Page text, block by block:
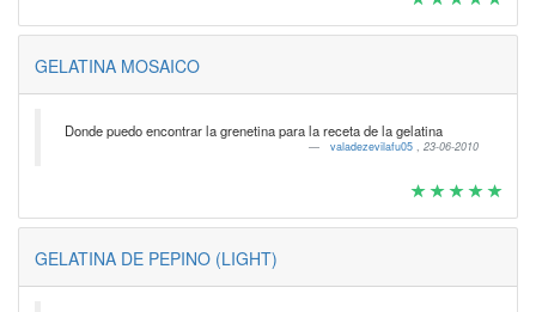
GELATINA MOSAICO
Donde puedo encontrar la grenetina para la receta de la gelatina
valadezevilafu05 , 23-06-2010
GELATINA DE PEPINO (LIGHT)